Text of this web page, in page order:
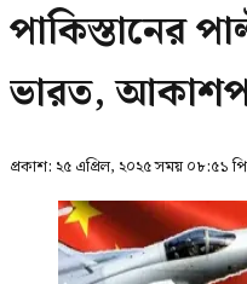
পাকিস্তানের
ভারত,
প্রকাশ: ২৫ এপ্রিল, ২০২৫ সময় ০৮:৫১